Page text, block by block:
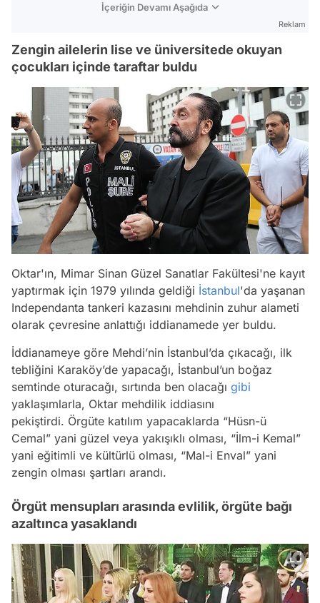
İçeriğin Devamı Aşağıda
Reklam
Zengin ailelerin lise ve üniversitede okuyan
çocukları içinde taraftar buldu
Oktar'ın, Mimar Sinan Güzel Sanatlar Fakültesi'ne kayıt
yaptırmak için 1979 yılında geldiği İstanbul'da yaşanan
Independanta tankeri kazasını mehdinin zuhur alameti
olarak çevresine anlattığı iddianamede yer buldu.
İddianameye göre Mehdi’nin İstanbul’da çıkacağı, ilk
tebliğini Karaköy’de yapacağı, İstanbul’un boğaz
semtinde oturacağı, sırtında ben olacağı gibi
yaklaşımlarla, Oktar mehdilik iddiasını
pekiştirdi. Örgüte katılım yapacaklarda “Hüsn-ü
Cemal” yani güzel veya yakışıklı olması, “İlm-i Kemal”
yani eğitimli ve kültürlü olması, “Mal-i Enval” yani
zengin olması şartları arandı.
Örgüt mensupları arasında evlilik, örgüte bağı
azaltınca yasaklandı